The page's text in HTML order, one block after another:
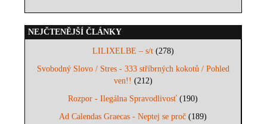
NEJČTENĚJŠÍ ČLÁNKY
LILIXELBE – s/t(278)
Svobodný Slovo / Stres - 333 stříbrných kokotů / Pohled
ven!! (212)
Rozpor - Ilegálna Spravodlivosť (190)
Ad Calendas Graecas - Neptej se proč (189)